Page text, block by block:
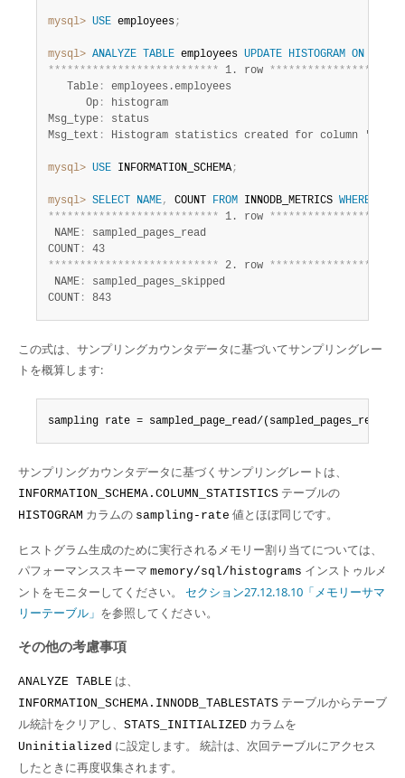
mysql> USE employees;
mysql> ANALYZE TABLE employees UPDATE HISTOGRAM ON
*************************** 1. row ****************
   Table
:
employees.employees
      Op
:
histogram
Msg_type :
status
Msg_text :
mysql> USE INFORMATION_SCHEMA;
mysql> SELECT NAME, COUNT FROM INNODB_METRICS WHERE
*************************** 1. row ****************
NAME :
sampled_pages_read
COUNT :
*************************** 2. row ****************
NAME :
sampled_pages_skipped
COUNT : 843
この式は、サンプリングカウンタデータに基づいてサンプリングレー
トを概算します:
sampling rate = sampled_page_read/(sampled_pages_read +
サンプリングカウンタデータに基づくサンプリングレートは、
INFORMATION_SCHEMA.COLUMN_STATISTICS テーブルの
HISTOGRAM カラムの sampling-rate 値とほぼ同じです。
ヒストグラム生成のために実行されるメモリー割り当てについては、
パフォーマンススキーマ memory/sql/histograms インストゥルメ
ントをモニターしてください。 セクション27.12.18.10「メモリーサマ
リーテーブル」 を参照してください。
その他の考慮事項
ANALYZE TABLE は、
INFORMATION_SCHEMA.INNODB_TABLESTATS テーブルからテーブ
ル統計をクリアし、 STATS_INITIALIZED カラムを
Uninitialized に設定します。 統計は、次回テーブルにアクセス
したときに再度収集されます。